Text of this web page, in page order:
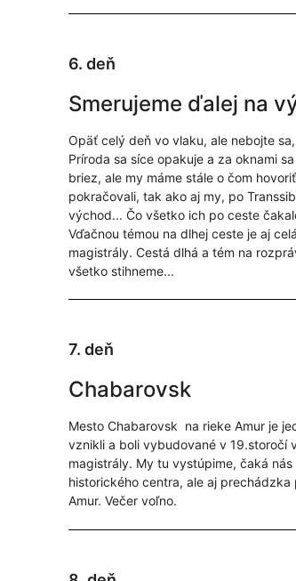
6. deň
Smerujeme ďalej na
Opäť celý deň vo vlaku, ale nebojte
Príroda sa síce opakuje a za oknami
briez, ale my máme stále o čom
pokračovali, tak ako aj my, po
východ... Čo všetko ich po ceste
Vďačnou témou na dlhej ceste je aj
magistrály. Cestá dlhá a tém na
všetko stihneme...
7. deň
Chabarovsk
Mesto Chabarovsk na rieke Amur je
vznikli a boli vybudované v 19.storočí
magistrály. My tu vystúpime, čaká
historického centra, ale aj
Amur. Večer voľno.